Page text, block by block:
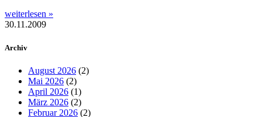
weiterlesen »
30.11.2009
Archiv
August 2026 (2)
Mai 2026 (2)
April 2026 (1)
März 2026 (2)
Februar 2026 (2)